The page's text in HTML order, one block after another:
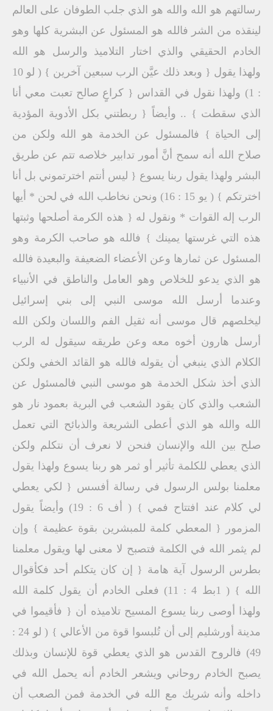
رسالتهم هو الله والله هو الذي جلب الطوفان على العالم
لينقذه من الشر فالله هو المسئول عن البشرية كلها وهو
الخادم الحقيقي والذي اختار التلاميذ والرسل هو الله
ولهذا يقول { وبعد ذلك عيَّن الرب سبعين آخرين } ( لو 10
: 1) ولهذا نقول في القداس { كراعٍ صالح تعبت معي أنا
الذي سقطت } .. وأيضاً { ربطتني بكل الأدوية المؤدية
إلى الحياة } فالمسئول عن الخدمة هو الله ولكن من
صلاح الله أنه سمح أنَّ أمور تدابير خلاصه تتم عن طريق
البشر ولهذا يقول ربنا يسوع { ليس أنتم اخترتموني بل أنا
اخترتكم } ( يو 15 : 16) ونحن نخاطب الله في لحن * أيها
الرب إله القوات * ونقول له { هذه الكرمة أصلحها وثبتها
هذه التي غرستها يمينك } فالله هو صاحب الكرمة وهو
المسئول عن ثمارها وعن الأعضاء الضعيفة والبعيدة فالله
هو الذي يدعو للخلاص وهو العامل والناطق في الأنبياء
وعندما أرسل الله موسى النبي إلى بني إسرائيل
ليخلصهم قال موسى أنه ثقيل الفم واللسان ولكن الله
أرسل هارون أخوه معه وعن طريقه سيقول له الرب
الكلام الذي ينبغي أن يقوله فالله هو القائد الخفي ولكن
الذي أخذ شكل الخدمة هو موسى النبي فالمسئول عن
الشعب والذي كان يقود الشعب في البرية بعمود نار هو
الله والله هو الذي أعطى الشريعة والذبائح التي تعمل
صلح بين الله والإنسان فنحن لا نعرف أن نتكلم ولكن
الذي يعطي للكلمة تأثير أو ثمر هو ربنا يسوع ولهذا يقول
معلمنا بولس الرسول في رسالة أفسس { لكي يعطي
لي كلام عند افتتاح فمي } ( أف 6 : 19) وأيضاً يقول
المزمور { المعطي كلمة للمبشرين بقوة عظيمة } وإن
لم يثمر الله في الكلمة فتصبح لا معنى لها ويقول معلمنا
بطرس الرسول آية هامة { إن كان يتكلم أحد فكأقوال
الله } ( 1بط 4 : 11) فعلى الخادم أن يقول كلمة الله
ولهذا أوصى ربنا يسوع المسيح تلاميذه أن { فأقيموا في
مدينة أورشليم إلى أن تُلبسوا قوة من الأعالي } ( لو 24 :
49) فالروح القدس هو الذي يعطي قوة للإنسان وبذلك
يصبح الخادم روحاني ويشعر الخادم أنه يحمل الله في
داخله وأنه شريك مع الله في الخدمة فمن الصعب أن